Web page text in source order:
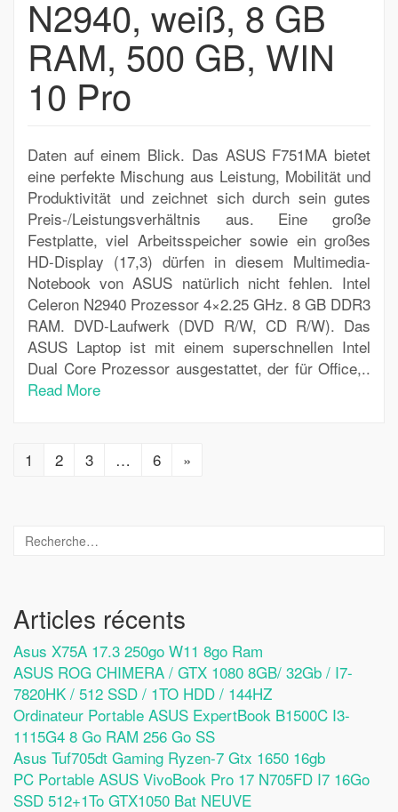
N2940, weiß, 8 GB
RAM, 500 GB, WIN
10 Pro
Daten auf einem Blick. Das ASUS F751MA bietet
eine perfekte Mischung aus Leistung, Mobilität und
Produktivität und zeichnet sich durch sein gutes
Preis-/Leistungsverhältnis aus. Eine große
Festplatte, viel Arbeitsspeicher sowie ein großes
HD-Display (17,3) dürfen in diesem Multimedia-
Notebook von ASUS natürlich nicht fehlen. Intel
Celeron N2940 Prozessor 4×2.25 GHz. 8 GB DDR3
RAM. DVD-Laufwerk (DVD R/W, CD R/W). Das
ASUS Laptop ist mit einem superschnellen Intel
Dual Core Prozessor ausgestattet, der für Office,..
Read More
1 2 3 … 6 »
Articles récents
Asus X75A 17.3 250go W11 8go Ram
ASUS ROG CHIMERA / GTX 1080 8GB/ 32Gb / I7-
7820HK / 512 SSD / 1TO HDD / 144HZ
Ordinateur Portable ASUS ExpertBook B1500C I3-
1115G4 8 Go RAM 256 Go SS
Asus Tuf705dt Gaming Ryzen-7 Gtx 1650 16gb
PC Portable ASUS VivoBook Pro 17 N705FD I7 16Go
SSD 512+1To GTX1050 Bat NEUVE